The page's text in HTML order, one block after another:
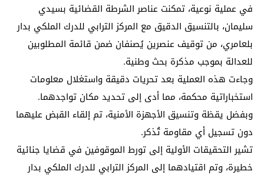
في عملية نوعية، تمكنت عناصر الشرطة القضائية بسيدي
سليمان، بالتنسيق الدقيق مع المركز الترابي للدرك الملكي بدار
بلعامري، من توقيف عنصرين يُصنفان ضمن قائمة المطلوبين
للعدالة بموجب مذكرة بحث وطنية.
وجاءت هذه العملية بعد تحريات دقيقة واستغلال معلومات
استخباراتية محكمة، مما أدى إلى تحديد مكان تواجدهما.
وبفضل يقظة وتنسيق الأجهزة الأمنية، تم إلقاء القبض عليهما
دون تسجيل أي مقاومة تُذكر.
تشير التحقيقات الأولية إلى تورط الموقوفين في قضايا جنائية
خطيرة، وتم اقتيادهما إلى المركز الترابي للدرك الملكي بدار